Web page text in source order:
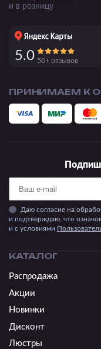
Даю согласие на
и подтверждаю, что
и c условиями
и в розницу
5.0 50+ отзывов
ПРИНИМАЕМ К
КАТАЛОГ
Распродажа
Акции
Новинки
Дисконт
Люстры